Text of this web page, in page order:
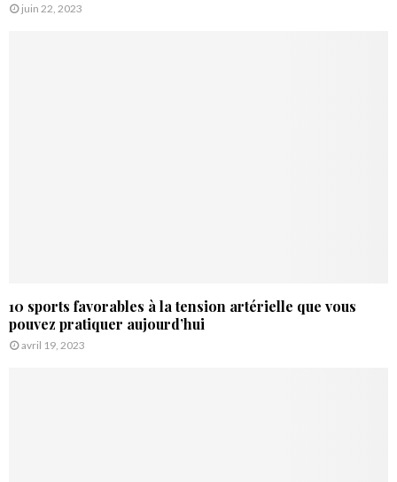
juin 22, 2023
10 sports favorables à la tension artérielle que vous
pouvez pratiquer aujourd’hui
avril 19, 2023